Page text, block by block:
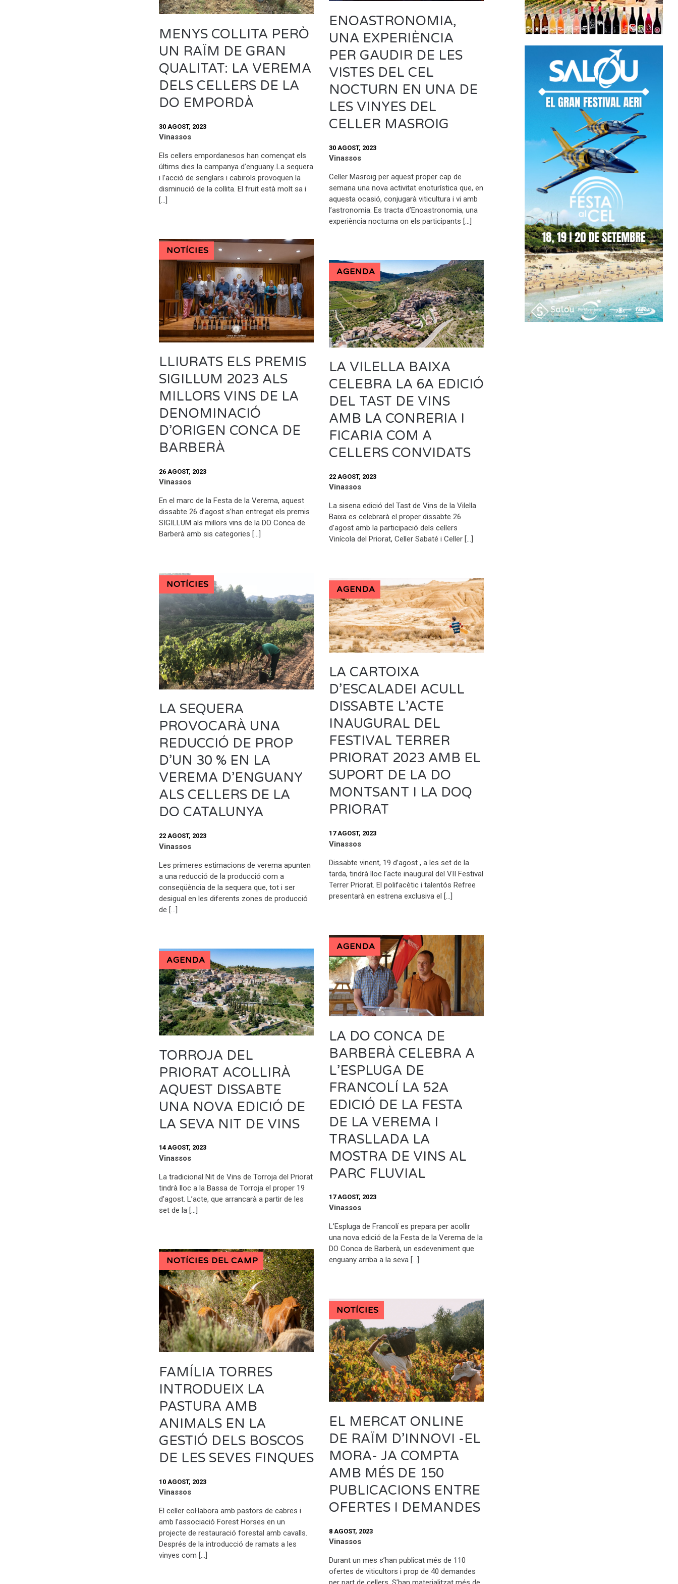
MENYS COLLITA PERÒ
UN RAÏM DE GRAN
QUALITAT: LA VEREMA
DELS CELLERS DE LA
DO EMPORDÀ
30 AGOST, 2023
Vinassos
Els cellers empordanesos han començat els
últims dies la campanya d’enguany..La sequera
i l’acció de senglars i cabirols provoquen la
disminució de la collita. El fruit està molt sa i
[…]
ENOASTRONOMIA,
UNA EXPERIÈNCIA
PER GAUDIR DE LES
VISTES DEL CEL
NOCTURN EN UNA DE
LES VINYES DEL
CELLER MASROIG
30 AGOST, 2023
Vinassos
Celler Masroig per aquest proper cap de
semana una nova activitat enoturística que, en
aquesta ocasió, conjugarà viticultura i vi amb
l’astronomia. Es tracta d’Enoastronomia, una
experiència nocturna on els participants […]
NOTÍCIES
LLIURATS ELS PREMIS
SIGILLUM 2023 ALS
MILLORS VINS DE LA
DENOMINACIÓ
D’ORIGEN CONCA DE
BARBERÀ
26 AGOST, 2023
Vinassos
En el marc de la Festa de la Verema, aquest
dissabte 26 d’agost s’han entregat els premis
SIGILLUM als millors vins de la DO Conca de
Barberà amb sis categories […]
AGENDA
LA VILELLA BAIXA
CELEBRA LA 6A EDICIÓ
DEL TAST DE VINS
AMB LA CONRERIA I
FICARIA COM A
CELLERS CONVIDATS
22 AGOST, 2023
Vinassos
La sisena edició del Tast de Vins de la Vilella
Baixa es celebrarà el proper dissabte 26
d’agost amb la participació dels cellers
Vinícola del Priorat, Celler Sabaté i Celler […]
NOTÍCIES
LA SEQUERA
PROVOCARÀ UNA
REDUCCIÓ DE PROP
D’UN 30 % EN LA
VEREMA D’ENGUANY
ALS CELLERS DE LA
DO CATALUNYA
22 AGOST, 2023
Vinassos
Les primeres estimacions de verema apunten
a una reducció de la producció com a
conseqüència de la sequera que, tot i ser
desigual en les diferents zones de producció
de […]
AGENDA
LA CARTOIXA
D’ESCALADEI ACULL
DISSABTE L’ACTE
INAUGURAL DEL
FESTIVAL TERRER
PRIORAT 2023 AMB EL
SUPORT DE LA DO
MONTSANT I LA DOQ
PRIORAT
17 AGOST, 2023
Vinassos
Dissabte vinent, 19 d’agost , a les set de la
tarda, tindrà lloc l’acte inaugural del VII Festival
Terrer Priorat. El polifacètic i talentós Refree
presentarà en estrena exclusiva el […]
AGENDA
LA DO CONCA DE
BARBERÀ CELEBRA A
L’ESPLUGA DE
FRANCOLÍ LA 52A
EDICIÓ DE LA FESTA
DE LA VEREMA I
TRASLLADA LA
MOSTRA DE VINS AL
PARC FLUVIAL
17 AGOST, 2023
Vinassos
L’Espluga de Francolí es prepara per acollir
una nova edició de la Festa de la Verema de la
DO Conca de Barberà, un esdeveniment que
enguany arriba a la seva […]
AGENDA
TORROJA DEL
PRIORAT ACOLLIRÀ
AQUEST DISSABTE
UNA NOVA EDICIÓ DE
LA SEVA NIT DE VINS
14 AGOST, 2023
Vinassos
La tradicional Nit de Vins de Torroja del Priorat
tindrà lloc a la Bassa de Torroja el proper 19
d’agost. L’acte, que arrancarà a partir de les
set de la […]
NOTÍCIES DEL CAMP
FAMÍLIA TORRES
INTRODUEIX LA
PASTURA AMB
ANIMALS EN LA
GESTIÓ DELS BOSCOS
DE LES SEVES FINQUES
10 AGOST, 2023
Vinassos
El celler col·labora amb pastors de cabres i
amb l’associació Forest Horses en un
projecte de restauració forestal amb cavalls.
Després de la introducció de ramats a les
vinyes com […]
NOTÍCIES
EL MERCAT ONLINE
DE RAÏM D’INNOVI -EL
MORA- JA COMPTA
AMB MÉS DE 150
PUBLICACIONS ENTRE
OFERTES I DEMANDES
8 AGOST, 2023
Vinassos
Durant un mes s’han publicat més de 110
ofertes de viticultors i prop de 40 demandes